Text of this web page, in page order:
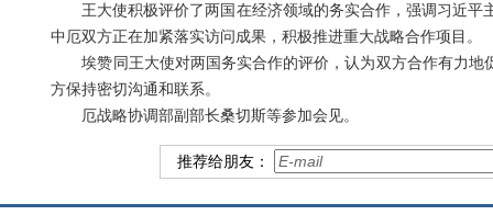
王大使积极评价了两国在经济领域的务实合作，强调习近平
中厄双方正在加紧落实访问成果，积极推进重大战略合作项目。
埃赞同王大使对两国务实合作的评价，认为双方合作有力
方保持密切沟通和联系。
厄战略协调部副部长桑切斯等参加会见。
推荐给朋友：